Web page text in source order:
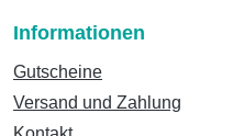
Informationen
Gutscheine
Versand und Zahlung